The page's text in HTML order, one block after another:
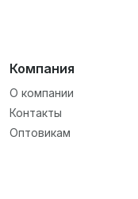
Компания
О компании
Контакты
Оптовикам